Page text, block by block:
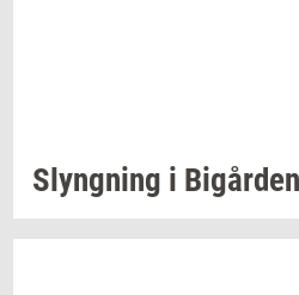
Slyng­ning i Bi­går­den